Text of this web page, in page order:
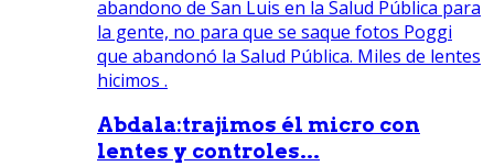
Abdala:trajimos él micro con
lentes y controles...